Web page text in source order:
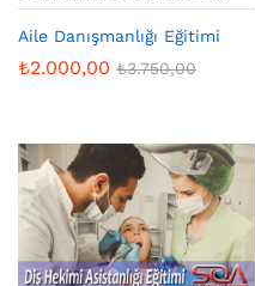
Aile Danışmanlığı Eğitimi
₺2.000,00 ₺3.750,00